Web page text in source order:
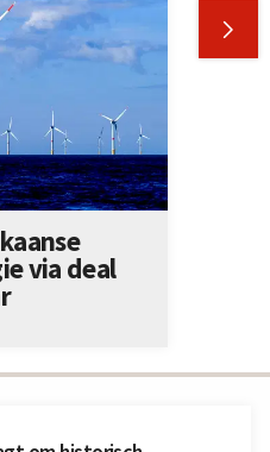

via deal